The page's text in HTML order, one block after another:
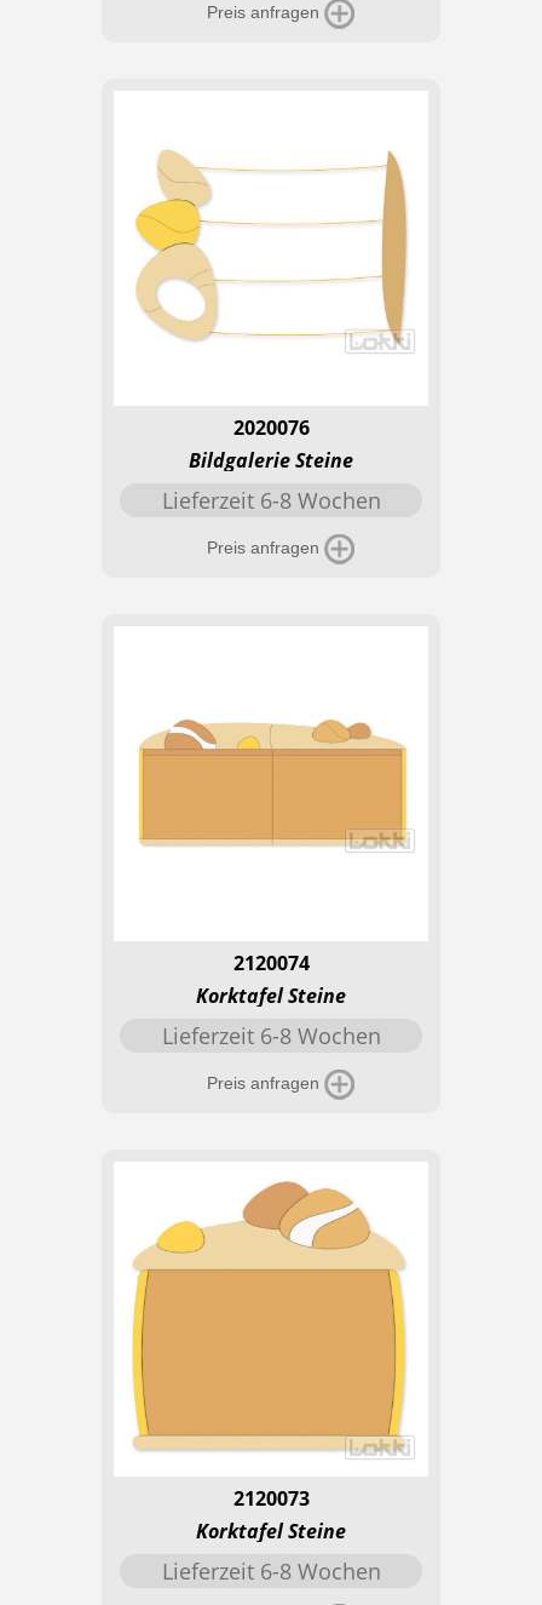
Preis anfragen
2020076
Bildgalerie Steine
Lieferzeit 6-8 Wochen
Preis anfragen
2120074
Korktafel Steine
Lieferzeit 6-8 Wochen
Preis anfragen
2120073
Korktafel Steine
Lieferzeit 6-8 Wochen